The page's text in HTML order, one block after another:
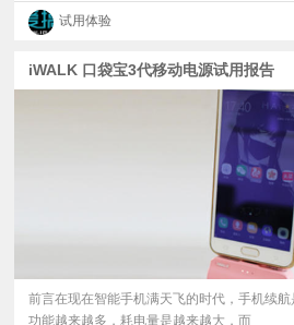
试用体验
iWALK 口袋宝3代移动电源试用报告
前言在现在智能手机满天飞的时代，手机续
功能越来越多，耗电量是越来越大，而